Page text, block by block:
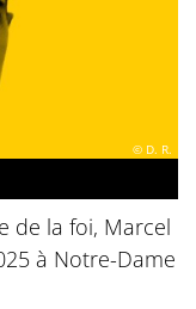
© D. R.
de la foi, Marcel
à Notre-Dame